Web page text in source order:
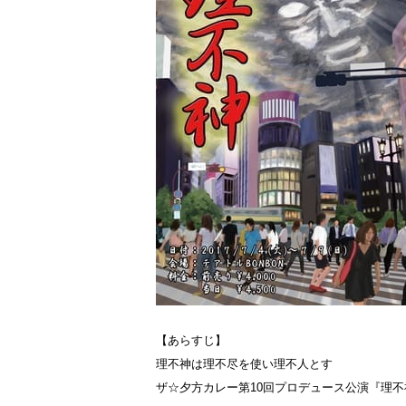
【あらすじ】
理不神は理不尽を使い理不人とす
ザ☆夕方カレー第10回プロデュース公演『理